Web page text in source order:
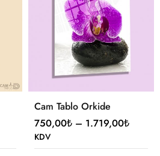
Cam Tablo Orkide
750,00₺ – 1.719,00₺
KDV